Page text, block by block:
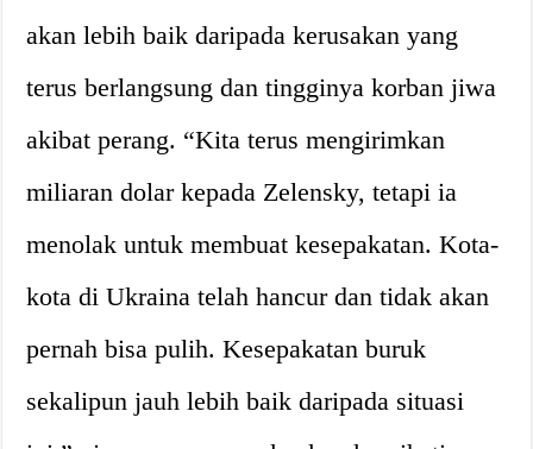
akan lebih baik daripada kerusakan yang
terus berlangsung dan tingginya korban jiwa
akibat perang. “Kita terus mengirimkan
miliaran dolar kepada Zelensky, tetapi ia
menolak untuk membuat kesepakatan. Kota-
kota di Ukraina telah hancur dan tidak akan
pernah bisa pulih. Kesepakatan buruk
sekalipun jauh lebih baik daripada situasi